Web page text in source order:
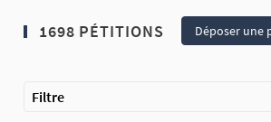
1698 PÉTITIONS Déposer une
Filtre